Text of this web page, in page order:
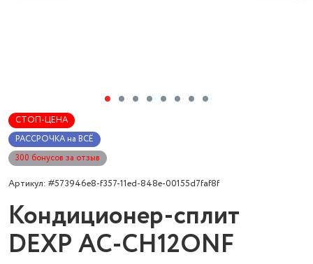
СТОП-ЦЕНА
РАССРОЧКА на ВСЁ
300 бонусов за отзыв
Артикул: #573946e8-f357-11ed-848e-00155d7faf8f
Кондиционер-сплит
DEXP AC-CH12ONF